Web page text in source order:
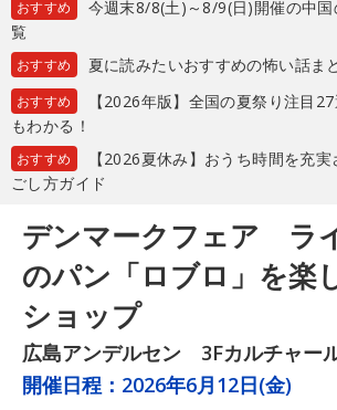
おすすめ
今週末8/8(土)～8/9(日)開催の中
覧
おすすめ 夏に読みたいおすすめの怖い話ま
おすすめ
【2026年版】全国の夏祭り注目
もわかる！
おすすめ
【2026夏休み】おうち時間を充
ごし方ガイド
デンマークフェア ラ
のパン「ロブロ」を楽
ショップ
広島アンデルセン 3Fカルチャー
開催日程： 2026年6月12日(金)